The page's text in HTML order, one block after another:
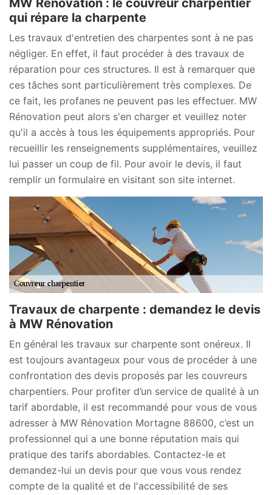
MW Rénovation : le couvreur charpentier
qui répare la charpente
Les travaux d'entretien des charpentes sont à ne pas
négliger. En effet, il faut procéder à des travaux de
réparation pour ces structures. Il est à remarquer que
ces tâches sont particulièrement très complexes. De
ce fait, les profanes ne peuvent pas les effectuer. MW
Rénovation peut alors s'en charger et veuillez noter
qu'il a accès à tous les équipements appropriés. Pour
recueillir les renseignements supplémentaires, veuillez
lui passer un coup de fil. Pour avoir le devis, il faut
remplir un formulaire en visitant son site internet.
Travaux de charpente : demandez le devis
à MW Rénovation
En général les travaux sur charpente sont onéreux. Il
est toujours avantageux pour vous de procéder à une
confrontation des devis proposés par les couvreurs
charpentiers. Pour profiter d’un service de qualité à un
tarif abordable, il est recommandé pour vous de vous
adresser à MW Rénovation Mortagne 88600, c’est un
professionnel qui a une bonne réputation mais qui
pratique des tarifs abordables. Contactez-le et
demandez-lui un devis pour que vous vous rendez
compte de la qualité et de l'accessibilité de ses